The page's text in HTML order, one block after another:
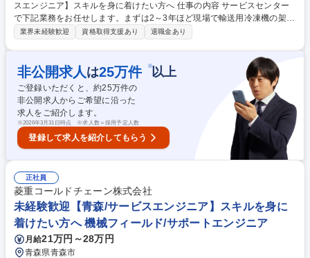
スエンジニア】スキルを身に着けたい方へ 仕事の内容 サービスセンター
で下記業務をお任せします。まずは2～3年ほど現場で輸送用冷凍機の架
装/修理/定期メンテナンス経験を積むため、工具を使った現場作業に携わ
配達/輸送するトラックや鉄道用貨物コンテナに架装している三菱重工業G
の輸送用冷凍機(業界シェア30％)■現場作業:サービスセンター内で新車ト
ラックへの製品架装/入庫した顧客の製品修理/顧客先でのメンテナンス■内
勤:顧客より問い合わせのあった製品修理を差配し協力会社へ対応依頼/部
品管理/発注等【入社後】当初は現場作業を学び、将来的に経験を活かし外
勤:内勤=3:7のイメージです。 募集職種 ★未経験歓迎【福岡/サービスエン
ジニア】スキルを身に着けたい方へ
業界未経験歓迎 資格取得支援あり 退職金あり
非公開求人 は25万件 ※以上
ご登録いただくと、約25万件の
非公開求人からご希望に沿った
求人をご紹介します。
※2026年3月31日時点 ※求人数＝採用予定人数
登録して求人を紹介してもらう
正社員
菱重コールドチェーン株式会社
未経験歓迎【青森/サービスエンジニア】スキルを身に
着けたい方へ 機械フィールド/サポートエンジニア
月給21万円～28万円
青森県青森市